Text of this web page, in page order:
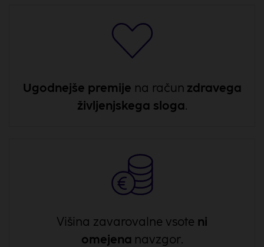
Ugodnejše premije na račun zdravega
življenjskega sloga.
Višina zavarovalne vsote ni
omejena navzgor.